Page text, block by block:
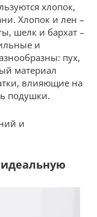
хлопок,
Хлопок и лен –
шелк и бархат –
и
пух,
материал
влияющие на
подушки.
и